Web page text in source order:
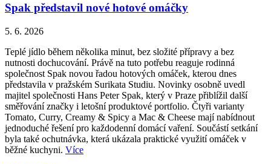
Spak představil nové hotové omáčky
5. 6. 2026
Teplé jídlo během několika minut, bez složité přípravy a bez
nutnosti dochucování. Právě na tuto potřebu reaguje rodinná
společnost Spak novou řadou hotových omáček, kterou dnes
představila v pražském Surikata Studiu. Novinky osobně uvedl
majitel společnosti Hans Peter Spak, který v Praze přiblížil další
směřování značky i letošní produktové portfolio. Čtyři varianty
Tomato, Curry, Creamy & Spicy a Mac & Cheese mají nabídnout
jednoduché řešení pro každodenní domácí vaření. Součástí setkání
byla také ochutnávka, která ukázala praktické využití omáček v
běžné kuchyni. Více